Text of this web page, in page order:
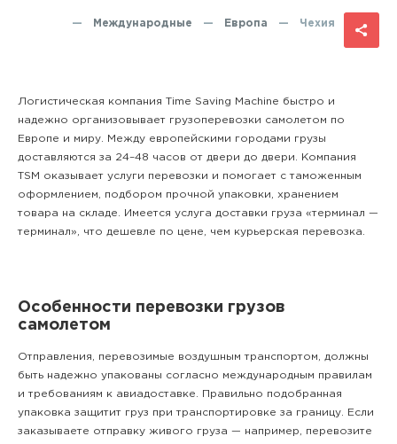
— Международные — Европа — Чехия
Логистическая компания Time Saving Machine быстро и
надежно организовывает грузоперевозки самолетом по
Европе и миру. Между европейскими городами грузы
доставляются за 24–48 часов от двери до двери. Компания
TSM оказывает услуги перевозки и помогает с таможенным
оформлением, подбором прочной упаковки, хранением
товара на складе. Имеется услуга доставки груза «терминал —
терминал», что дешевле по цене, чем курьерская перевозка.
Особенности перевозки грузов
самолетом
Отправления, перевозимые воздушным транспортом, должны
быть надежно упакованы согласно международным правилам
и требованиям к авиадоставке. Правильно подобранная
упаковка защитит груз при транспортировке за границу. Если
заказываете отправку живого груза — например, перевозите